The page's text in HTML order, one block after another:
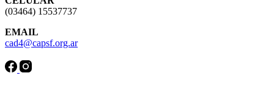
(03464) 15537737
EMAIL
cad4@capsf.org.ar